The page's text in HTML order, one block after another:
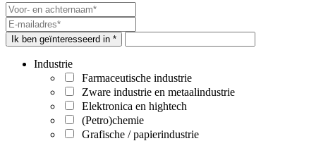
Ik ben geïnteresseerd in *
Industrie
Farmaceutische industrie
Zware industrie en metaalindustrie
Elektronica en hightech
(Petro)chemie
Grafische / papierindustrie